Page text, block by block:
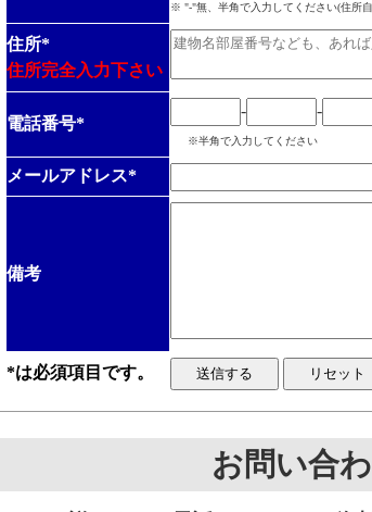
※ "-"無、半角で入力してください(住所自
住所*
住所完全入力下さい
電話番号*
- -
※半角で入力してください
メールアドレス*
備考
*は必須項目です。
お問い合